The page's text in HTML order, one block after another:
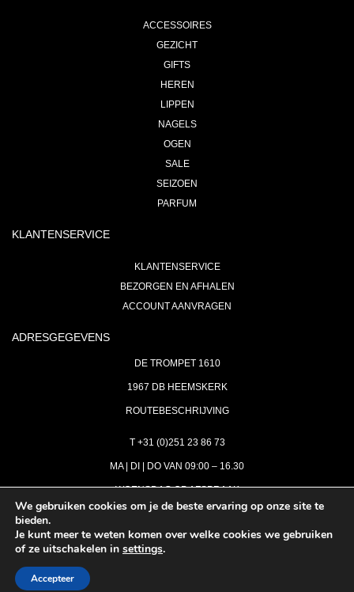
ACCESSOIRES
GEZICHT
GIFTS
HEREN
LIPPEN
NAGELS
OGEN
SALE
SEIZOEN
PARFUM
KLANTENSERVICE
KLANTENSERVICE
BEZORGEN EN AFHALEN
ACCOUNT AANVRAGEN
ADRESGEGEVENS
DE TROMPET 1610
1967 DB HEEMSKERK
ROUTEBESCHRIJVING
T +31 (0)251 23 86 73
MA | DI | DO VAN 09:00 – 16.30
WOENSDAG OP AFSPRAAK
INFO@ASTH.NL
We gebruiken cookies om je de beste ervaring op onze site te
bieden.
Je kunt meer te weten komen over welke cookies we gebruiken
of ze uitschakelen in settings.
Accepteer